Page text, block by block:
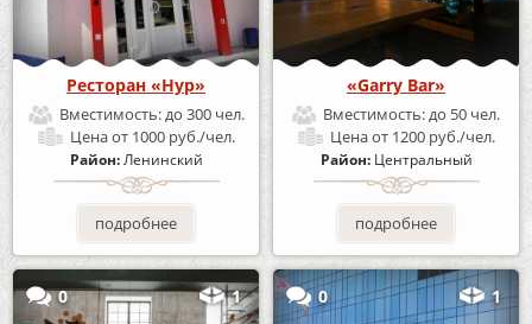
Ресторан «Нур»
Вместимость:до 300 чел.
Ценаот 1000 руб./чел.
Район:Ленинский
подробнее
«Garry Bar»
Вместимость:до 50 чел.
Ценаот 1200 руб./чел.
Район: Центральный
подробнее
0 1 0 1